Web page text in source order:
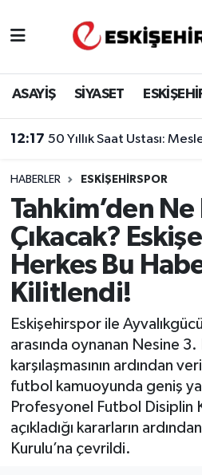
ASAYİŞ SİYASET
12:17 50 Yıllık Saat Ustası:
HABERLER ESKIŞEHIRSPOR
Tahkim’den Ne
Çıkacak?
Herkes Bu
Kilitlendi!
Eskişehirspor ile
arasında oynanan Nesine
karşılaşmasının ardından
futbol kamuoyunda geniş
Profesyonel Futbol Disiplin
açıkladığı kararların
Kurulu’na çevrildi.
Eskişehir Hava Durumu
Eskişehir Namaz
Eskişehir Trafik Yoğunluk
Süper Lig Puan Durumu
Tüm Manşetler
Son Dakika Haberleri
Haber Arşivi